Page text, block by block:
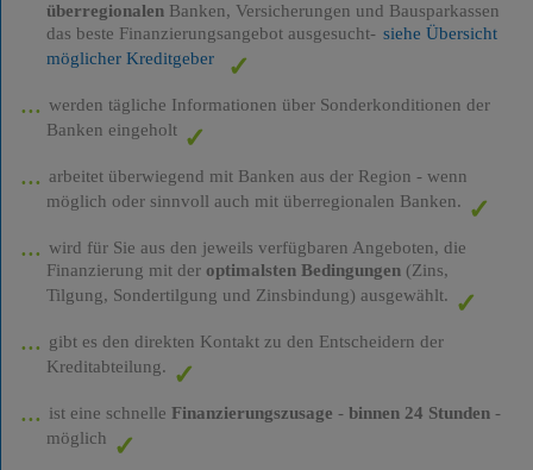
überregionalenBanken, Versicherungen und Bausparkassen
das beste Finanzierungsangebot ausgesucht- siehe Übersicht
möglicher Kreditgeber
werden tägliche Informationen über Sonderkonditionen der
Banken eingeholt
arbeitet überwiegend mit Banken aus der Region - wenn
möglich oder sinnvoll auch mit überregionalen Banken.
wird für Sie aus den jeweils verfügbaren Angeboten, die
Finanzierung mit der optimalsten Bedingungen(Zins,
Tilgung, Sondertilgung und Zinsbindung) ausgewählt.
gibt es den direkten Kontakt zu den Entscheidern der
Kreditabteilung.
ist eine schnelle Finanzierungszusage - binnen 24 Stunden-
möglich